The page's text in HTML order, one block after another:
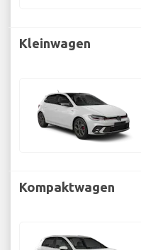
Kleinwagen
Kompaktwagen